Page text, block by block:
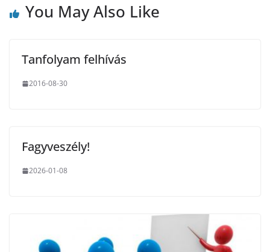
You May Also Like
Tanfolyam felhívás
2016-08-30
Fagyveszély!
2026-01-08